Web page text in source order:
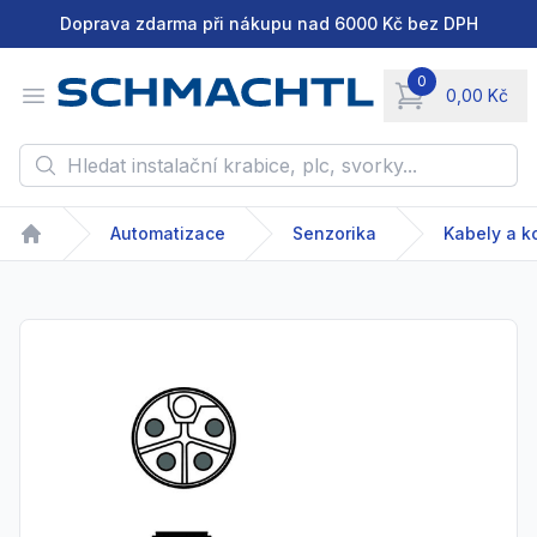
Doprava zdarma při nákupu nad 6000 Kč bez DPH
Open menu
0
0,00 Kč
items in cart,
Hledat instalační krabice, plc, svorky...
Home
Automatizace Senzorika Kabely a